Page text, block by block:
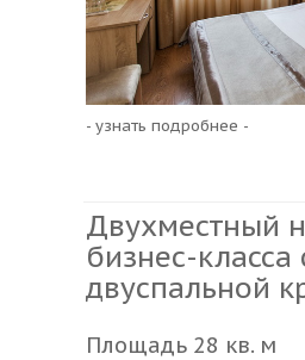
- узнать подробнее -
Двухместный
бизнес-класса
двуспальной
Площадь 28 кв. м